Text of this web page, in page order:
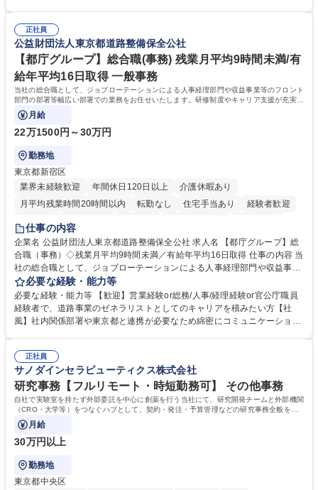
管理 ・福利厚生関連 ・職員からの問合せ、相談対応 ・その他日常の総務
業務全般 募集職種 【東京／文京区】公益財団法人の総務人事業務／年間
休日125日
正社員
公益財団法人東京都道路整備保全公社
【都庁グループ】総合職(事務) 残業月平均9時間未満/有
給年平均16日取得 一般事務
当社の総合職として、ジョブローテーションによる人事経理部門や収益事業等のフロント
部門の部署等幅広い部署での業務をお任せいたします。研修制度やキャリア支援が充実し
ております！ ※下記業務詳細
月給
22万1500円～30万円
勤務地
東京都新宿区
業界未経験歓迎
年間休日120日以上
介護休暇あり
月平均残業時間20時間以内
転勤なし 住宅手当あり
経験者歓迎
研修あり
退職金あり
駅近5分以内
資格取得手当あり 食事補助あり
仕事の内容
企業名 公益財団法人東京都道路整備保全公社 求人名 【都庁グループ】総
合職（事務）◇残業月平均9時間未満／有給年平均16日取得 仕事の内容 当
社の総合職として、ジョブローテーションによる人事経理部門や収益事業
等のフロント部門の部署等幅広い部署での業務をお任せいたします。研修
制度やキャリア支援が充実しております！ ※下記業務詳細 【業務詳細】■
管理部門：広報、人事、経理など当公社の運営に係る管理業務 ■収益部
門：駐車場の新規開拓、管理運営、新宿駅西口広場の「イベントコーナ
道路施設や道路工事現場の見学ツアー事業 ※入社後は上記いずれかの部門
へ配属。※業務内容変更の範囲：会社の定める業務 募集職種 【都庁グル
ープ】総合職（事務）◇残業月平均9時間未満／有給年平均16日取得
必要な経験・能力等
必要な経験・能力等 【歓迎】営業経験or総務/人事/経理経験or官公庁職員
経験者で、道路事業のゼネラリストとしてのキャリアを積みたい方【社
風】社内関係部署や東京都と連携が必要なため綿密にコミュニケーション
部門など多岐に渡る業務を経験できます。 ■様々なプロジェクト：駐車場
事業の他、新宿駅西口広場内に設置された照明を兼ねた広告「ブライトサ
イン」の管理運営を行うなど、事業収益を生み出す活動を積極的に行って
います。 学歴・資格 学歴：大学院 大学 高専 短大 専修学校 高校 語学力：
資格：
正社員
サノダインセラピューティクス株式会社
研究事務【フルリモート・時短勤務可】 その他事務
自社で実験室を持たず外部委託を中心に創薬を行う当社にて、研究開発チームと外部機関
（CRO・大学等）をつなぐハブとして、契約・発注・予算管理などの研究事務全般をお
任せします。
月給
30万円以上
勤務地
東京都中央区